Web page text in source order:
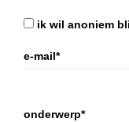
ik wil anoniem
e-mail*
onderwerp*